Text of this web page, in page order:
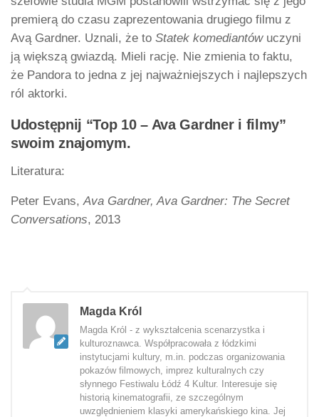
premierą do czasu zaprezentowania drugiego filmu z
Avą Gardner. Uznali, że to Statek komediantówuczyni
ją większą gwiazdą. Mieli rację. Nie zmienia to faktu,
że Pandora to jedna z jej najważniejszych i najlepszych
ról aktorki.
Udostępnij “Top 10 – Ava Gardner i filmy”
swoim znajomym.
Literatura:
Peter Evans,Ava Gardner, Ava Gardner: The Secret
Conversations, 2013
Magda Król
Magda Król - z wykształcenia scenarzystka i
kulturoznawca. Współpracowała z łódzkimi
instytucjami kultury, m.in. podczas organizowania
pokazów filmowych, imprez kulturalnych czy
słynnego Festiwalu Łódź 4 Kultur. Interesuje się
historią kinematografii, ze szczególnym
uwzględnieniem klasyki amerykańskiego kina. Jej